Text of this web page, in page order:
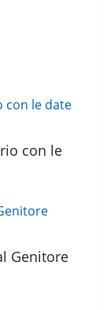
con le
Genitore